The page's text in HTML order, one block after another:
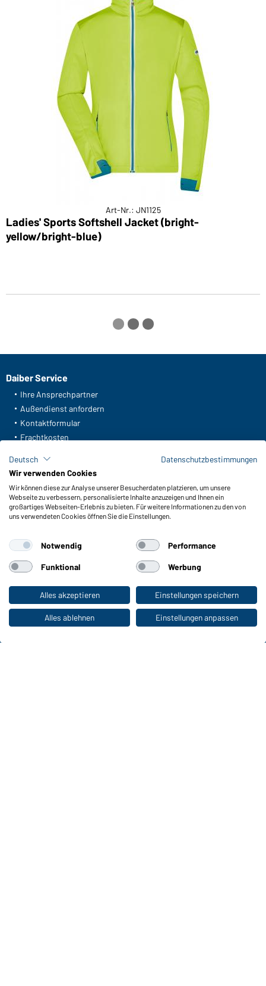
Zum Privatkunden-Shop
Art-Nr.: JN1125
Ladies' Sports Softshell Jacket (bright-
yellow/bright-blue)
Daiber Service
Ihre Ansprechpartner
Außendienst anfordern
Kontaktformular
Frachtkosten
Lagerbestand abfragen
Funktionen & Pflege
Produkteigenschaften
Größen
Farben
WORKWEAR COLLECTION
Die ideale Wahl für Professionals: Kollektionen
entdecken!
Deutsch
Datenschutzbestimmungen
Wir verwenden Cookies
Wir können diese zur Analyse unserer Besucherdaten platzieren, um unsere
Webseite zu verbessern, personalisierte Inhalte anzuzeigen und Ihnen ein
großartiges Webseiten-Erlebnis zu bieten. Für weitere Informationen zu den von
uns verwendeten Cookies öffnen Sie die Einstellungen.
Notwendig Performance
Funktional Werbung
Alles akzeptieren Einstellungen speichern
Alles ablehnen Einstellungen anpassen